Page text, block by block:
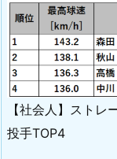
【社会人】スト
投手TOP4